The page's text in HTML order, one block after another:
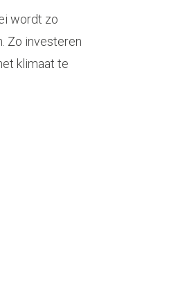
wordt zo
Zo investeren
klimaat te